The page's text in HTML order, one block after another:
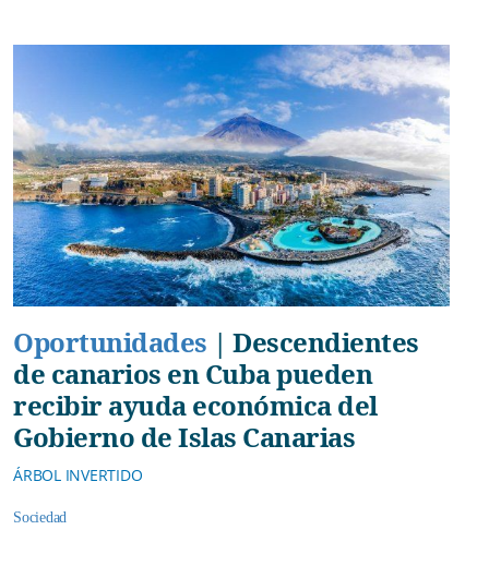
Oportunidades | Descendientes
de canarios en Cuba pueden
recibir ayuda económica del
Gobierno de Islas Canarias
ÁRBOL INVERTIDO
Sociedad